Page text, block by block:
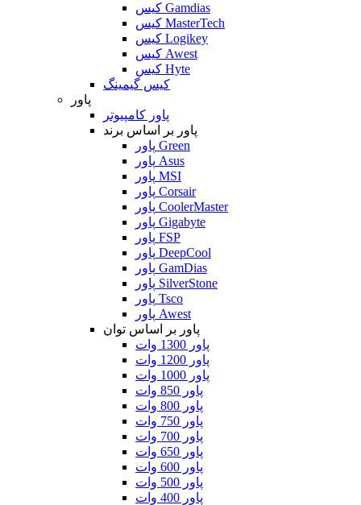
کیس Gamdias
کیس MasterTech
کیس Logikey
کیس Awest
کیس Hyte
کیس گیمینگ
پاور
پاور کامپیوتر
پاور بر اساس برند
پاور Green
پاور Asus
پاور MSI
پاور Corsair
پاور CoolerMaster
پاور Gigabyte
پاور FSP
پاور DeepCool
پاور GamDias
پاور SilverStone
پاور Tsco
پاور Awest
پاور بر اساس توان
پاور 1300 وات
پاور 1200 وات
پاور 1000 وات
پاور 850 وات
پاور 800 وات
پاور 750 وات
پاور 700 وات
پاور 650 وات
پاور 600 وات
پاور 500 وات
پاور 400 وات